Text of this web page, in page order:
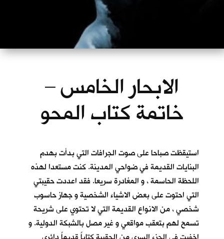
الابحار الخامس –
خاتمة كتاب المحو
استيقظت صباحا على صوت الجرافات التي بدأت بهدم
البنايات القديمة في ضواحي المدينة. كنت مستعدا لهذه
اللحظة الحاسمة ، و المغادرة سريعا. فقد اعددت حقيبتي
التي احتوت على بعض الاشياء الشخصية و جهاز حاسوب
شخصي ، من الانواع القديمة التي لا تحتوي على شريحة
تسمح لهم بتعقب مواقعي و غير مصل بالشبكة الدولية. و